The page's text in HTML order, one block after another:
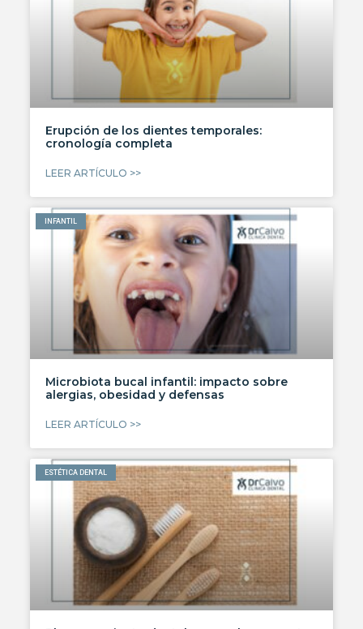
Erupción de los dientes temporales:
cronología completa
LEER ARTÍCULO >>
INFANTIL
Microbiota bucal infantil: impacto sobre
alergias, obesidad y defensas
LEER ARTÍCULO >>
ESTÉTICA DENTAL